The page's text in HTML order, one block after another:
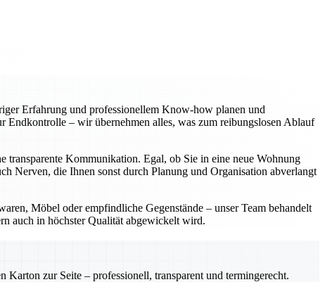
Erfahrung und professionellem Know-how planen und
Endkontrolle – wir übernehmen alles, was zum reibungslosen Ablauf
transparente Kommunikation. Egal, ob Sie in eine neue Wohnung
Nerven, die Ihnen sonst durch Planung und Organisation abverlangt
Möbel oder empfindliche Gegenstände – unser Team behandelt
auch in höchster Qualität abgewickelt wird.
Karton zur Seite – professionell, transparent und termingerecht.